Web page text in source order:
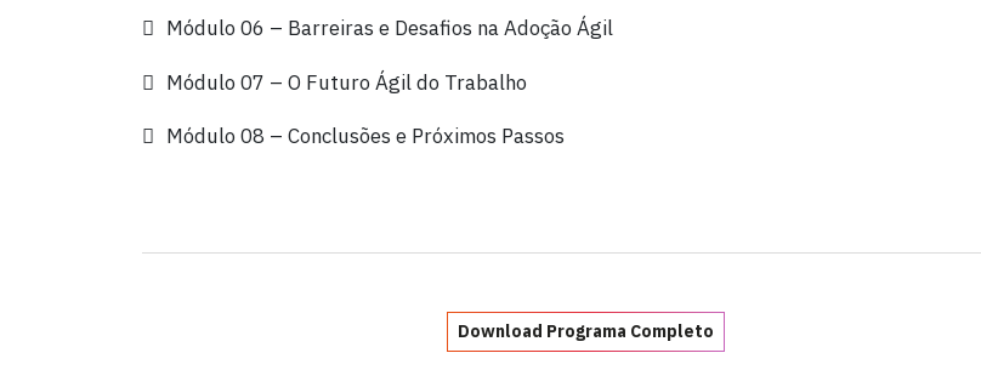
Módulo 06 – Barreiras e Desafios na Adoção Ágil
Módulo 07 – O Futuro Ágil do Trabalho
Módulo 08 – Conclusões e Próximos Passos
Download Programa Completo